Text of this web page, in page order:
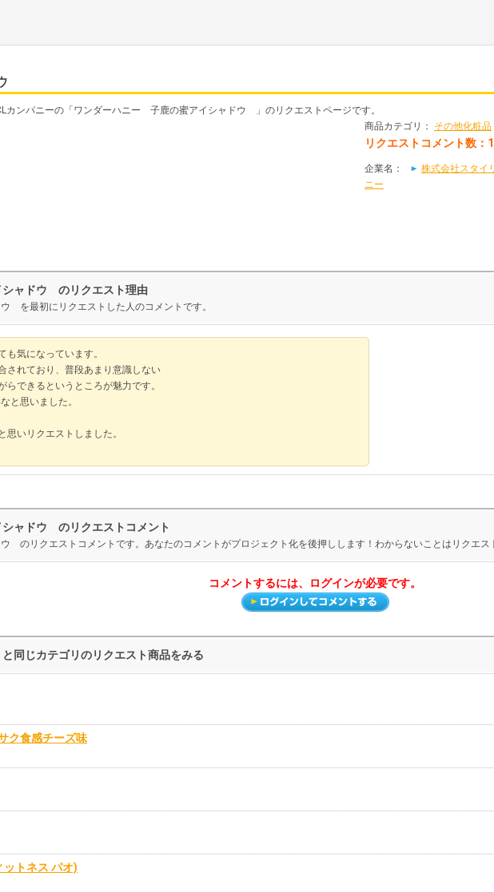
カンパニーの「ワンダーハニー 子鹿の蜜アイシャドウ 」のリクエストページです。
商品カテゴリ： その他化粧品
リクエストコメント数：
企業名： 株式会社スタイ
ニー
ャドウ のリクエスト理由
を最初にリクエストした人のコメントです。
も気になっています。
されており、普段あまり意識しない
らできるというところが魅力です。
と思いました。
思いリクエストしました。
ャドウ のリクエストコメント
リクエストコメントです。あなたのコメントがプロジェクト化を後押しします！わからないことはリクエス
コメントするには、ログインが必要です。
じカテゴリのリクエスト商品をみる
ク食感チーズ味
ットネス パオ)